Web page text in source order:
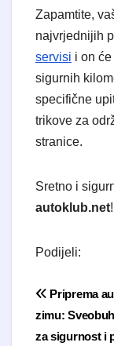
Zapamtite,
najvrjednijih
servisi i on
sigurnih
specifične
trikove za
stranice.
Sretno i
autoklub.net!
Podijeli:
Priprema
zimu:
za sigurnost i